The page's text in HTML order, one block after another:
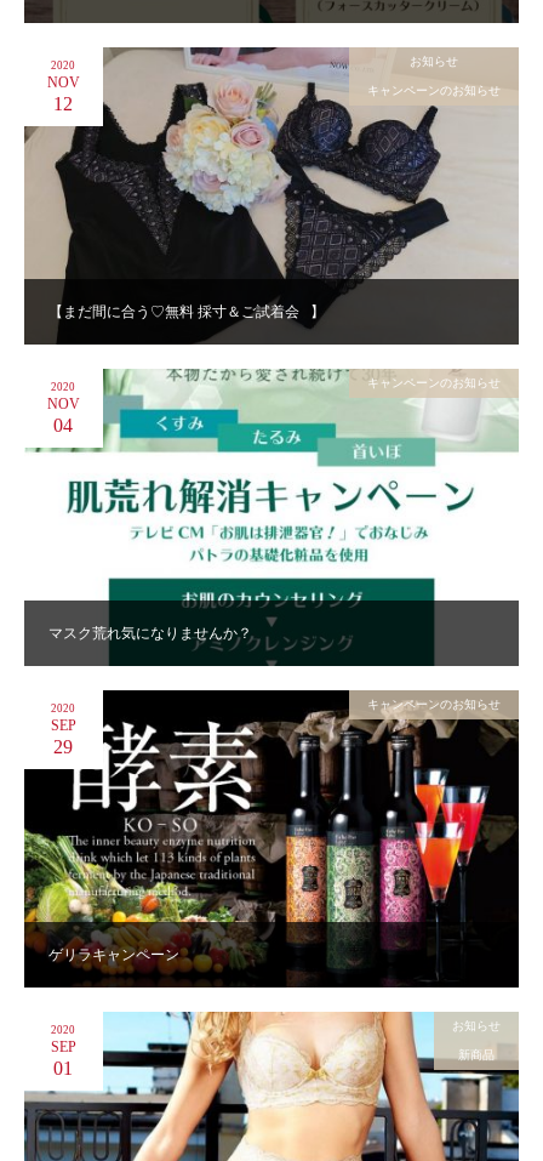
【まだ間に合う♡無料 採寸＆ご試着会⠀】
2020
NOV
12
お知らせ
キャンペーンのお知らせ
マスク荒れ気になりませんか？
2020
NOV
04
キャンペーンのお知らせ
ゲリラキャンペーン
2020
SEP
29
キャンペーンのお知らせ
2020
SEP
01
お知らせ
新商品